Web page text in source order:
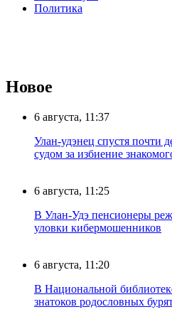
Политика
Новое
6 августа, 11:37
Улан-удэнец спустя почти
судом за избиение
6 августа, 11:25
В Улан-Удэ пенсионеры
уловки кибермошенников
6 августа, 11:20
В Национальной
знатоков родословных